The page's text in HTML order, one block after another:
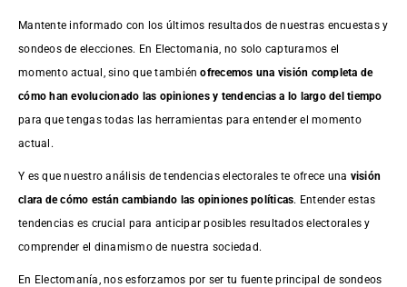
Mantente informado con los últimos resultados de nuestras encuestasy
sondeos de elecciones. En Electomania, no solo capturamos el
momento actual, sino que tambiénofrecemos una visión completa de
cómo han evolucionado las opiniones y tendencias a lo largo del tiempo
para que tengas todas las herramientas para entender el momento
actual.
Y es que nuestro análisis de tendencias electorales te ofrece una visión
clara de cómo están cambiando las opiniones políticas. Entender estas
tendencias es crucial para anticipar posibles resultados electorales y
comprender el dinamismo de nuestra sociedad.
En Electomanía, nos esforzamos por ser tu fuente principal de sondeos